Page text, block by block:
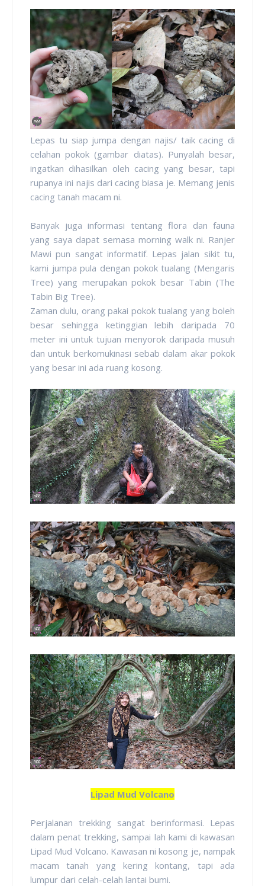
Lepas tu siap jumpa dengan najis/ taik cacing di
celahan pokok (gambar diatas). Punyalah besar,
ingatkan dihasilkan oleh cacing yang besar, tapi
rupanya ini najis dari cacing biasa je. Memang jenis
cacing tanah macam ni.
Banyak juga informasi tentang flora dan fauna
yang saya dapat semasa morning walk ni. Ranjer
Mawi pun sangat informatif. Lepas jalan sikit tu,
kami jumpa pula dengan pokok tualang (Mengaris
Tree) yang merupakan pokok besar Tabin (The
Tabin Big Tree).
Zaman dulu, orang pakai pokok tualang yang boleh
besar sehingga ketinggian lebih daripada 70
meter ini untuk tujuan menyorok daripada musuh
dan untuk berkomukinasi sebab dalam akar pokok
yang besar ini ada ruang kosong.
Lipad Mud Volcano
Perjalanan trekking sangat berinformasi. Lepas
dalam penat trekking, sampai lah kami di kawasan
Lipad Mud Volcano. Kawasan ni kosong je, nampak
macam tanah yang kering kontang, tapi ada
lumpur dari celah-celah lantai bumi.